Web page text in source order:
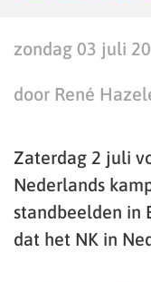
zondag 03 juli
door René
Zaterdag 2 juli
Nederlands
standbeelden in
dat het NK in